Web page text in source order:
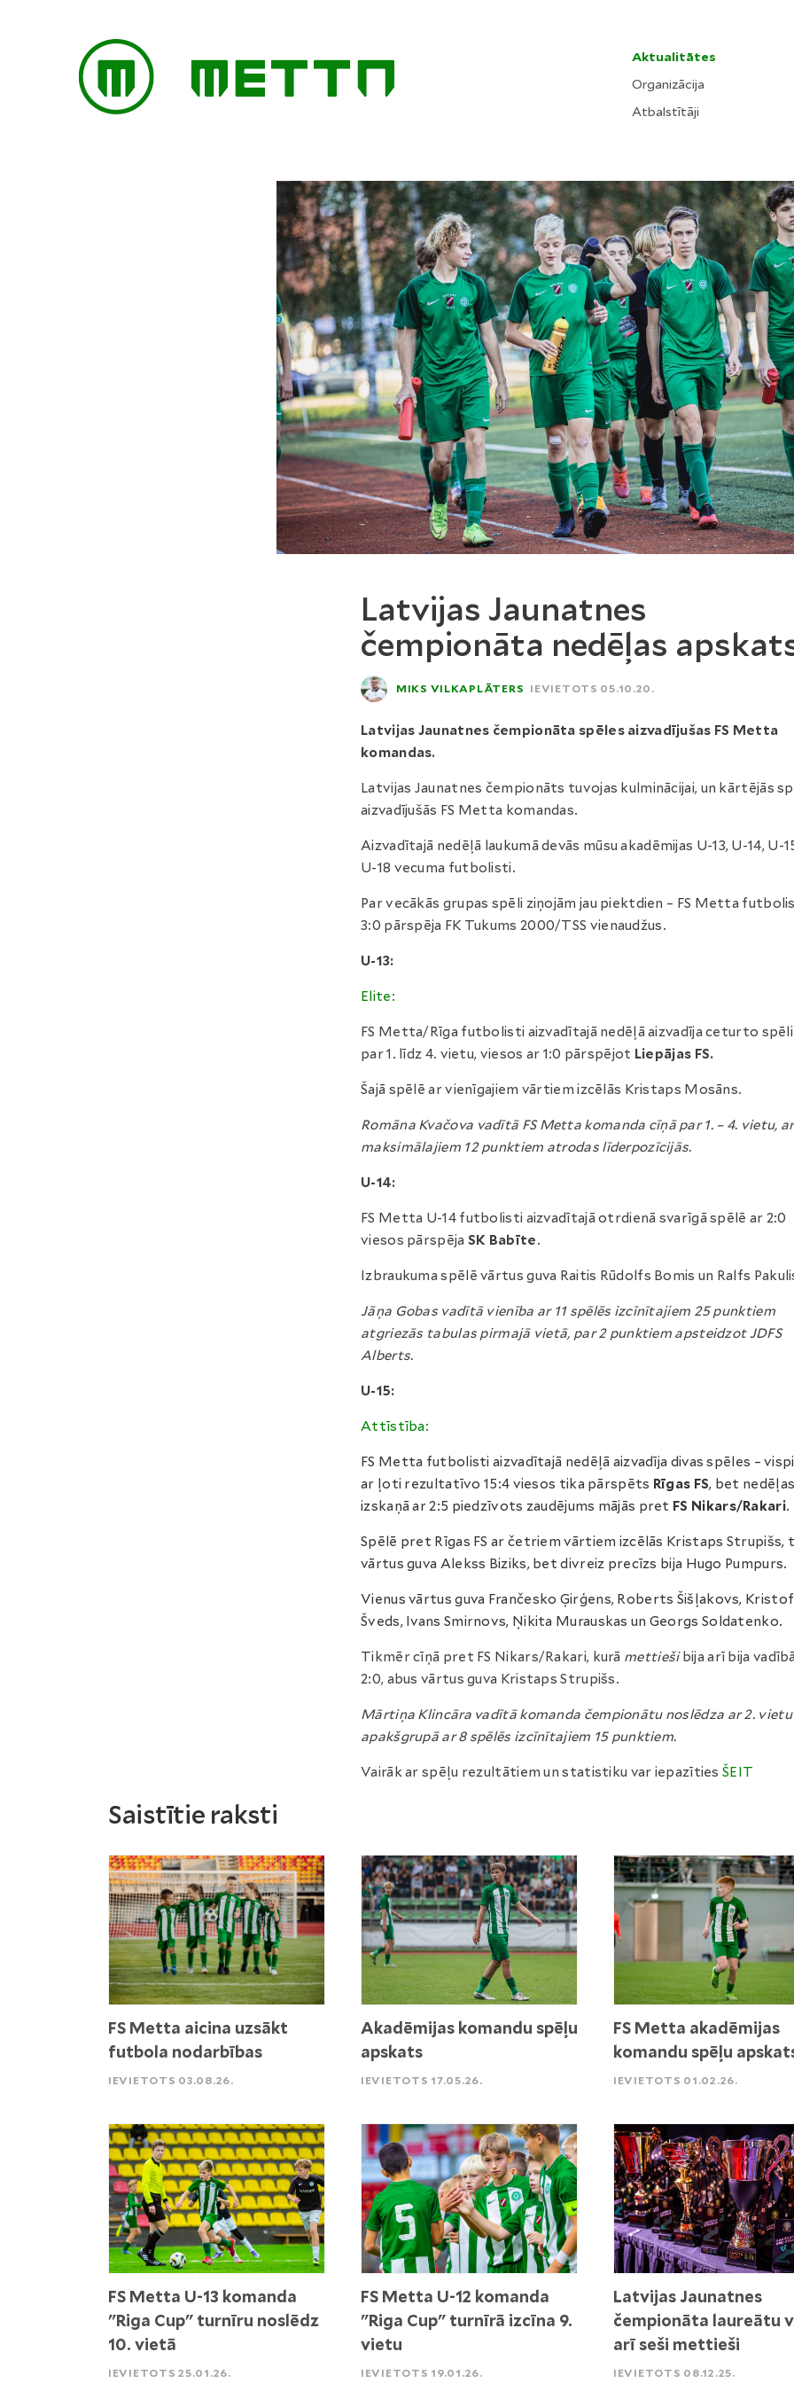
Aktualitātes
Organizācija
Atbalstītāji
Latvijas Jaunatnes
čempionāta nedēļas
MIKS VILKAPLĀTERS IEVIETOTS 05.10.20.
Latvijas Jaunatnes čempionāta spēles aizvadījušas FS Metta
komandas.
Latvijas Jaunatnes čempionāts tuvojas kulminācijai, un kārtējās
aizvadījušās FS Metta komandas.
Aizvadītajā nedēļā laukumā devās mūsu akadēmijas U-13, U-14, U-
U-18 vecuma futbolisti.
Par vecākās grupas spēli ziņojām jau piektdien – FS Metta
3:0 pārspēja FK Tukums 2000/TSS vienaudžus.
U-13:
Elite:
FS Metta/Rīga futbolisti aizvadītajā nedēļā aizvadīja ceturto spēli
par 1. līdz 4. vietu, viesos ar 1:0 pārspējot Liepājas FS.
Šajā spēlē ar vienīgajiem vārtiem izcēlās Kristaps Mosāns.
Romāna Kvačova vadītā FS Metta komanda cīņā par 1. – 4. vietu, ar
maksimālajiem 12 punktiem atrodas līderpozīcijās.
U-14:
FS Metta U-14 futbolisti aizvadītajā otrdienā svarīgā spēlē ar 2:0
viesos pārspēja SK Babīte.
Izbraukuma spēlē vārtus guva Raitis Rūdolfs Bomis un Ralfs
Jāņa Gobas vadītā vienība ar 11 spēlēs izcīnītajiem 25 punktiem
atgriezās tabulas pirmajā vietā, par 2 punktiem apsteidzot JDFS
Alberts.
U-15:
Attīstība:
FS Metta futbolisti aizvadītajā nedēļā aizvadīja divas spēles –
ar ļoti rezultatīvo 15:4 viesos tika pārspēts Rīgas FS, bet nedēļas
izskaņā ar 2:5 piedzīvots zaudējums mājās pret FS Nikars/Rakari.
Spēlē pret Rīgas FS ar četriem vārtiem izcēlās Kristaps Strupišs,
vārtus guva Alekss Biziks, bet divreiz precīzs bija Hugo Pumpurs.
Vienus vārtus guva Frančesko Ģirģens, Roberts Šišļakovs,
Šveds, Ivans Smirnovs, Ņikita Murauskas un Georgs Soldatenko.
Tikmēr cīņā pret FS Nikars/Rakari, kurā mettiešibija arī bija
2:0, abus vārtus guva Kristaps Strupišs.
Mārtiņa Klincāra vadītā komanda čempionātu noslēdza ar 2. vietu
apakšgrupā ar 8 spēlēs izcīnītajiem 15 punktiem.
Vairāk ar spēļu rezultātiem un statistiku var iepazītiesŠEIT
Saistītie raksti
FS Metta aicina uzsākt
futbola nodarbības
IEVIETOTS 03.08.26.
Akadēmijas komandu spēļu
apskats
IEVIETOTS 17.05.26.
FS Metta akadēmijas
komandu spēļu
IEVIETOTS 01.02.26.
FS Metta U-13 komanda
"Riga Cup" turnīru noslēdz
10. vietā
IEVIETOTS 25.01.26.
FS Metta U-12 komanda
"Riga Cup" turnīrā izcīna 9.
vietu
IEVIETOTS 19.01.26.
Latvijas Jaunatnes
čempionāta laureātu
arī seši mettieši
IEVIETOTS 08.12.25.